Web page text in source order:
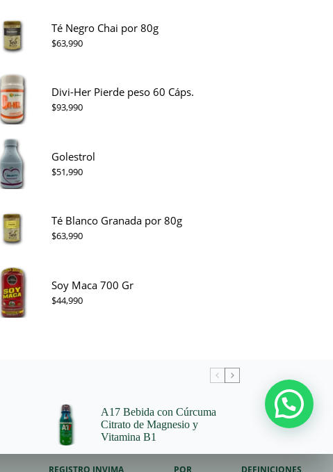
Té Negro Chai por 80g
$63,990
Divi-Her Pierde peso 60 Cáps.
$93,990
Golestrol
$51,990
Té Blanco Granada por 80g
$63,990
Soy Maca 700 Gr
$44,990
A17 Bebida con Cúrcuma
Citrato de Magnesio y
Vitamina B1
REGISTRO INVIMA PQR DEFINICIONES